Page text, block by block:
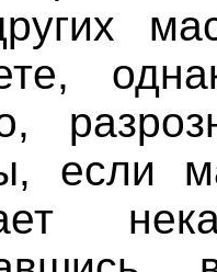
если